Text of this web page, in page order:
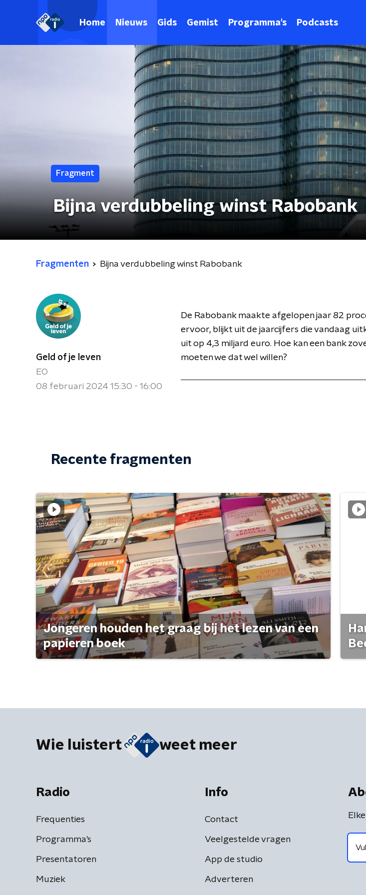
Home Nieuws Gids Gemist Programma's Podcasts
Fragment
Bijna verdubbeling winst Rabobank
Fragmenten Bijna verdubbeling winst Rabobank
Geld of je leven
EO
08 februari 2024 15:30 - 16:00
De Rabobank maakte afgelopen jaar 82
ervoor, blijkt uit de jaarcijfers die vandaag
uit op 4,3 miljard euro. Hoe kan een bank
moeten we dat wel willen?
Recente fragmenten
Jongeren houden het graag bij het lezen van een
papieren boek
Wie luistert weet meer
Radio
Frequenties
Programma's
Presentatoren
Muziek
Info
Contact
Veelgestelde vragen
App de studio
Adverteren